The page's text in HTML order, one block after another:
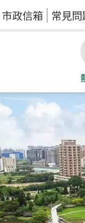
市政信箱 常見問